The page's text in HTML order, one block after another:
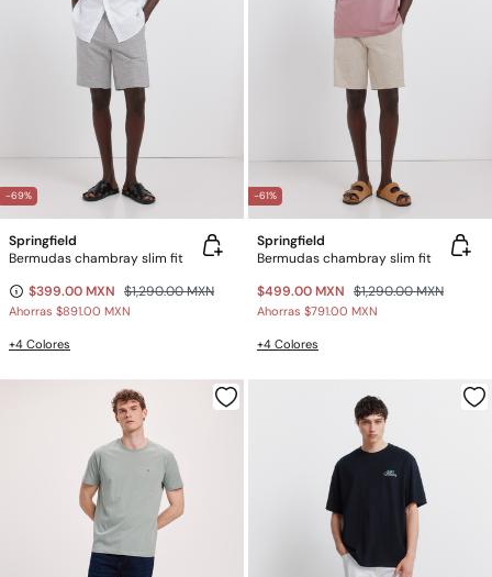
-69%
Springfield
Bermudas chambray slim fit
$399.00 MXN $1,290.00 MXN
Ahorras $891.00 MXN
+4 Colores
-61%
Springfield
Bermudas chambray slim fit
$499.00 MXN $1,290.00 MXN
Ahorras $791.00 MXN
+4 Colores